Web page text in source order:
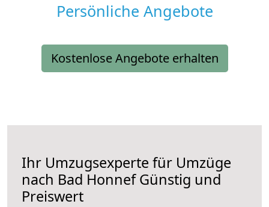
Persönliche Angebote
Kostenlose Angebote erhalten
Ihr Umzugsexperte für Umzüge
nach Bad HonnefGünstig und
Preiswert